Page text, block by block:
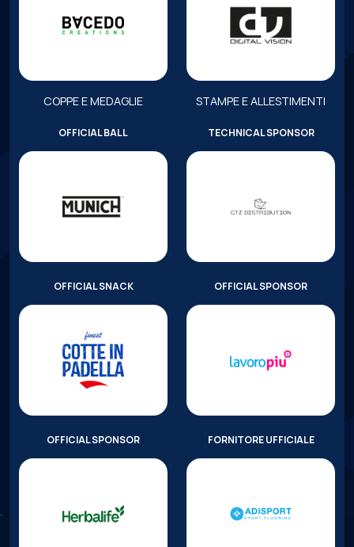
COPPE E MEDAGLIE STAMPE E ALLESTIMENTI
OFFICIAL BALL TECHNICAL SPONSOR
OFFICIAL SNACK OFFICIAL SPONSOR
OFFICIAL SPONSOR FORNITORE UFFICIALE